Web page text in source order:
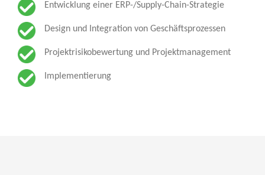
Entwicklung einer ERP-/Supply-Chain-Strategie
Design und Integration von Geschäftsprozessen
Projektrisikobewertung und Projektmanagement
Implementierung